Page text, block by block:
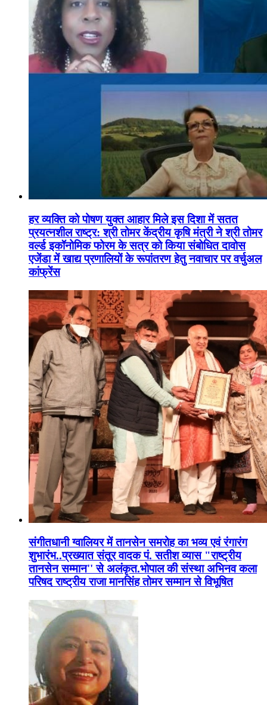
हर व्यक्ति को पोषण युक्त आहार मिले इस दिशा में सतत
प्रयत्नशील राष्ट्र: श्री तोमर केंद्रीय कृषि मंत्री ने श्री तोमर
वर्ल्ड इकॉनोमिक फोरम के सत्र को किया संबोधित दावोस
एजेंडा में खाद्य प्रणालियों के रूपांतरण हेतु नवाचार पर वर्चुअल
कांफ्रेंस
संगीतधानी ग्वालियर में तानसेन समरोह का भव्य एवं रंगारंग
शुभारंभ..प्रख्यात संतूर वादक पं. सतीश व्यास "राष्ट्रीय
तानसेन सम्मान'' से अलंकृत.भोपाल की संस्था अभिनव कला
परिषद राष्ट्रीय राजा मानसिंह तोमर सम्मान से विभूषित